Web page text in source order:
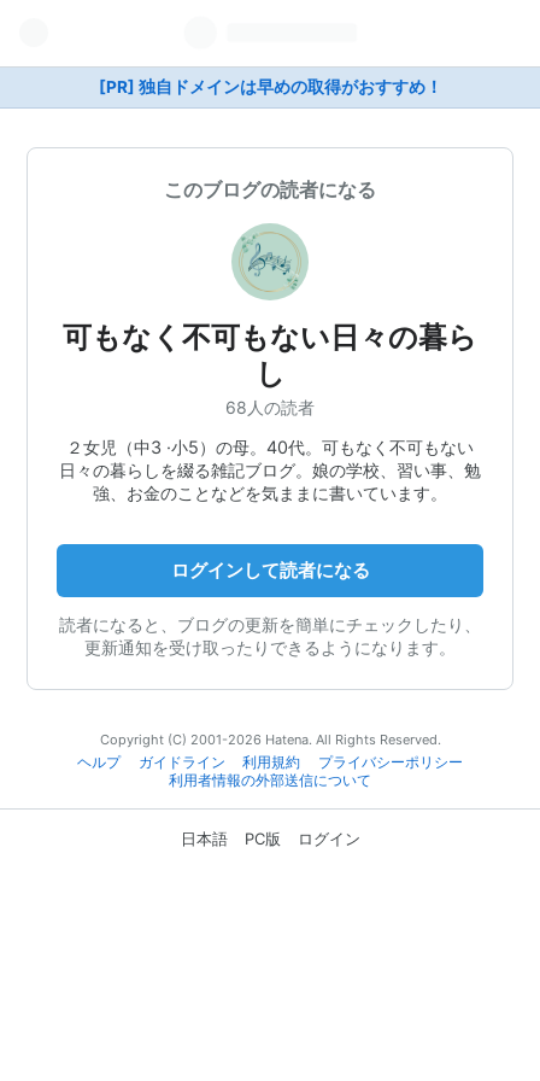
[PR] 独自ドメインは早めの取得がおすすめ！
このブログの読者になる
可もなく不可もない日々の暮ら
し
68人の読者
２女児（中3 ·小5）の母。40代。可もなく不可もない
日々の暮らしを綴る雑記ブログ。娘の学校、習い事、勉
強、お金のことなどを気ままに書いています。
ログインして読者になる
読者になると、ブログの更新を簡単にチェックしたり、
更新通知を受け取ったりできるようになります。
Copyright (C) 2001-2026 Hatena. All Rights Reserved.
ヘルプ
ガイドライン 利用規約
プライバシーポリシー
利用者情報の外部送信について
日本語 PC版 ログイン